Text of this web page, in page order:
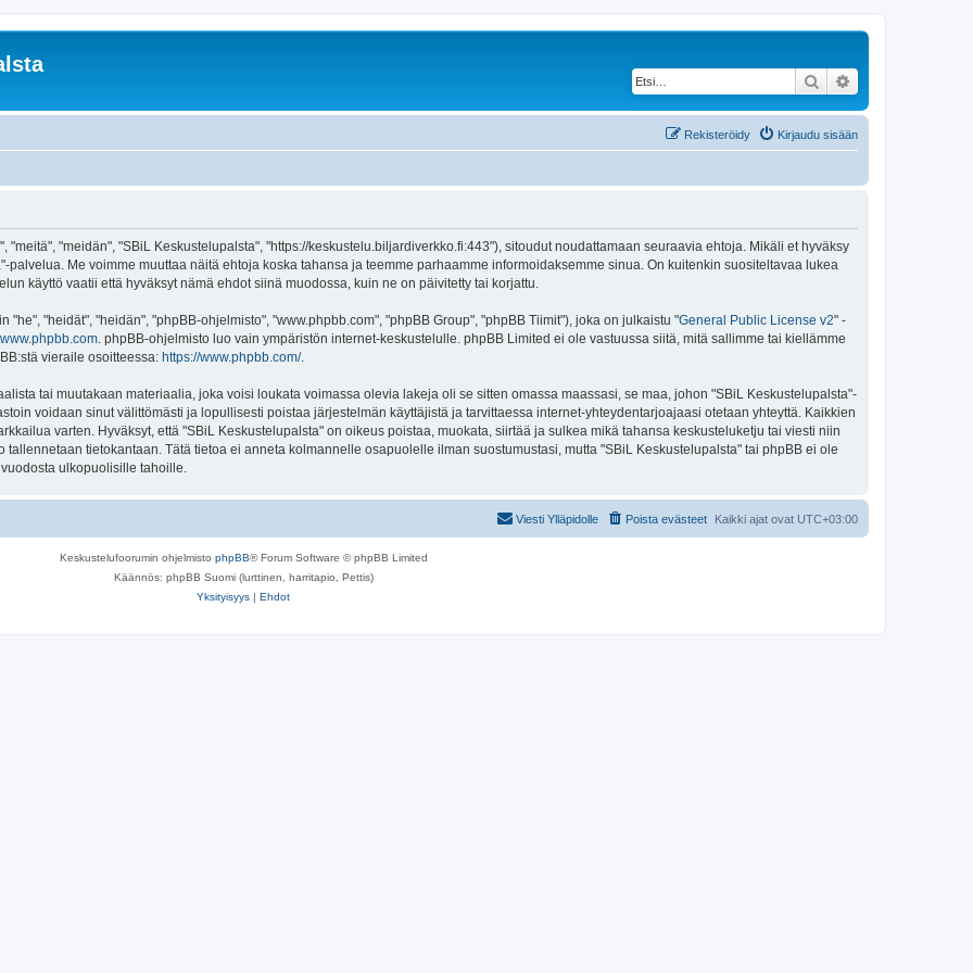
Etsi
Kirjaudu sisään
Rekisteröidy
"meidän", "SBiL Keskustelupalsta", "https://keskustelu.biljardiverkko.fi:443"), sitoudut noudattamaan seuraavia ehtoja. Mikäli et hyväksy
Me voimme muuttaa näitä ehtoja koska tahansa ja teemme parhaamme informoidaksemme sinua. On kuitenkin suositeltavaa lukea
käyttö vaatii että hyväksyt nämä ehdot siinä muodossa, kuin ne on päivitetty tai korjattu.
"heidät", "heidän", "phpBB-ohjelmisto", "www.phpbb.com", "phpBB Group", "phpBB Tiimit"), joka on julkaistu "General Public License v2" -
www.phpbb.com. phpBB-ohjelmisto luo vain ympäristön internet-keskustelulle. phpBB Limited ei ole vastuussa siitä, mitä sallimme tai kiellämme
vieraile osoitteessa: https://www.phpbb.com/.
tai muutakaan materiaalia, joka voisi loukata voimassa olevia lakeja oli se sitten omassa maassasi, se maa, johon "SBiL Keskustelupalsta"-
voidaan sinut välittömästi ja lopullisesti poistaa järjestelmän käyttäjistä ja tarvittaessa internet-yhteydentarjoajaasi otetaan yhteyttä. Kaikkien
varten. Hyväksyt, että "SBiL Keskustelupalsta" on oikeus poistaa, muokata, siirtää ja sulkea mikä tahansa keskusteluketju tai viesti niin
tallennetaan tietokantaan. Tätä tietoa ei anneta kolmannelle osapuolelle ilman suostumustasi, mutta "SBiL Keskustelupalsta" tai phpBB ei ole
ulkopuolisille tahoille.
Kaikki ajat ovat UTC+03:00
Poista evästeet
Viesti Ylläpidolle
Keskustelufoorumin ohjelmisto phpBB® Forum Software © phpBB Limited
Käännös: phpBB Suomi (lurttinen, harritapio, Pettis)
Yksityisyys | Ehdot